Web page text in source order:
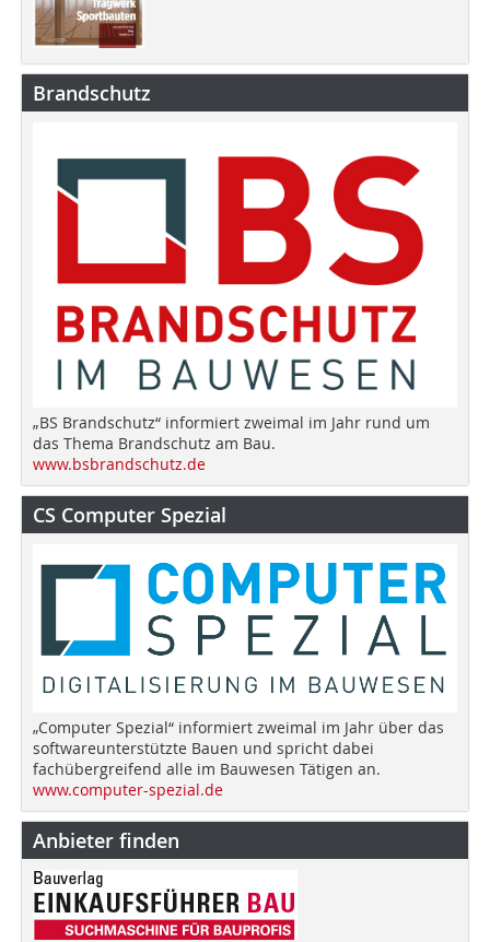
Brandschutz
„BS Brandschutz“ informiert zweimal im Jahr rund um
das Thema Brandschutz am Bau.
www.bsbrandschutz.de
CS Computer Spezial
„Computer Spezial“ informiert zweimal im Jahr über das
softwareunterstützte Bauen und spricht dabei
fachübergreifend alle im Bauwesen Tätigen an.
www.computer-spezial.de
Anbieter finden